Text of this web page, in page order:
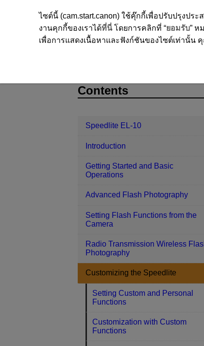
Customizing
Contents
Speedlite EL-10
Introduction
Getting Started and Basic
Operations
Advanced Flash Photography
Setting Flash Functions from the
Camera
Radio Transmission Wireless
Photography
Customizing the Speedlite
Setting Custom and Personal
Functions
Customization with Custom
Functions
ไซต์นี้ (cam.start.canon) ใช้คุ๊กกี้เพื่อปรับปรุงป
งานคุกกี้ของเราได้ที่นี่โดยการคลิกที่ “ยอมรับ” ห
เพื่อการแสดงเนื้อหาและฟังก์ชันของไซต์เท่านั้น